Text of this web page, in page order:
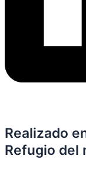
Realizado
Refugio del